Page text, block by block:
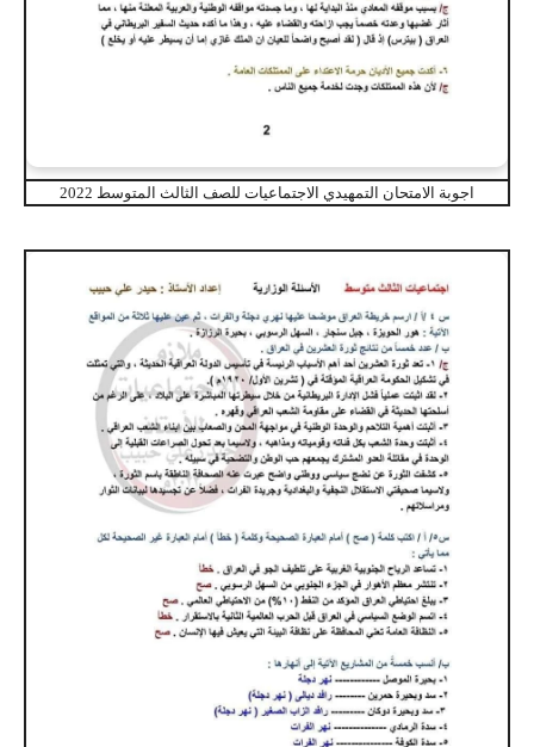
اجوبة الامتحان التمهيدي الاجتماعيات للصف الثالث المتوسط 2022